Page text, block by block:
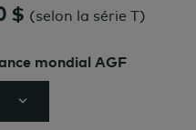
$ (selon la série T)
mondial AGF